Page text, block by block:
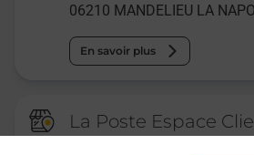
06210 MANDELIEU LA
En savoir plus
La Poste Espace